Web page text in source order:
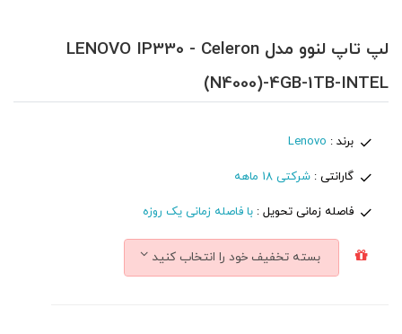
لپ تاپ لنوو مدل LENOVO IP330 - Celeron
(N4000)-4GB-1TB-INTEL
برند : Lenovo
گارانتی :شرکتی 18 ماهه
فاصله زمانی تحویل : با فاصله زمانی یک روزه
بسته تخفیف خود را انتخاب کنید